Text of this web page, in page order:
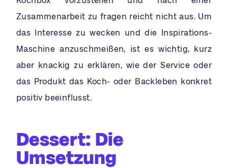
Zusammenarbeit zu fragen reicht nicht aus. Um
das Interesse zu wecken und die Inspirations-
Maschine anzuschmeißen, ist es wichtig, kurz
aber knackig zu erklären, wie der Service oder
das Produkt das Koch- oder Backleben konkret
positiv beeinflusst.
Dessert: Die
Umsetzung